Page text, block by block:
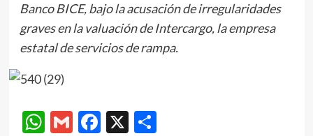
Banco BICE, bajo la acusación de irregularidades
graves en la valuación de Intercargo, la empresa
estatal de servicios de rampa.
WhatsApp
GmailFacebook
X Compartir